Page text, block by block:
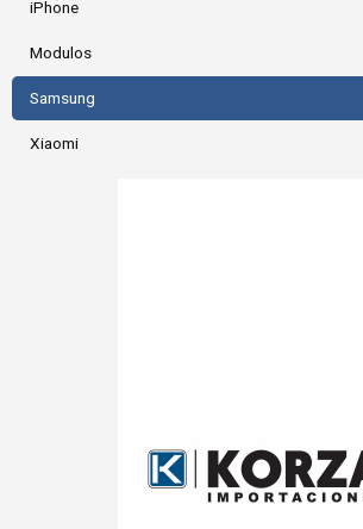
iPhone
Modulos
Samsung
Xiaomi